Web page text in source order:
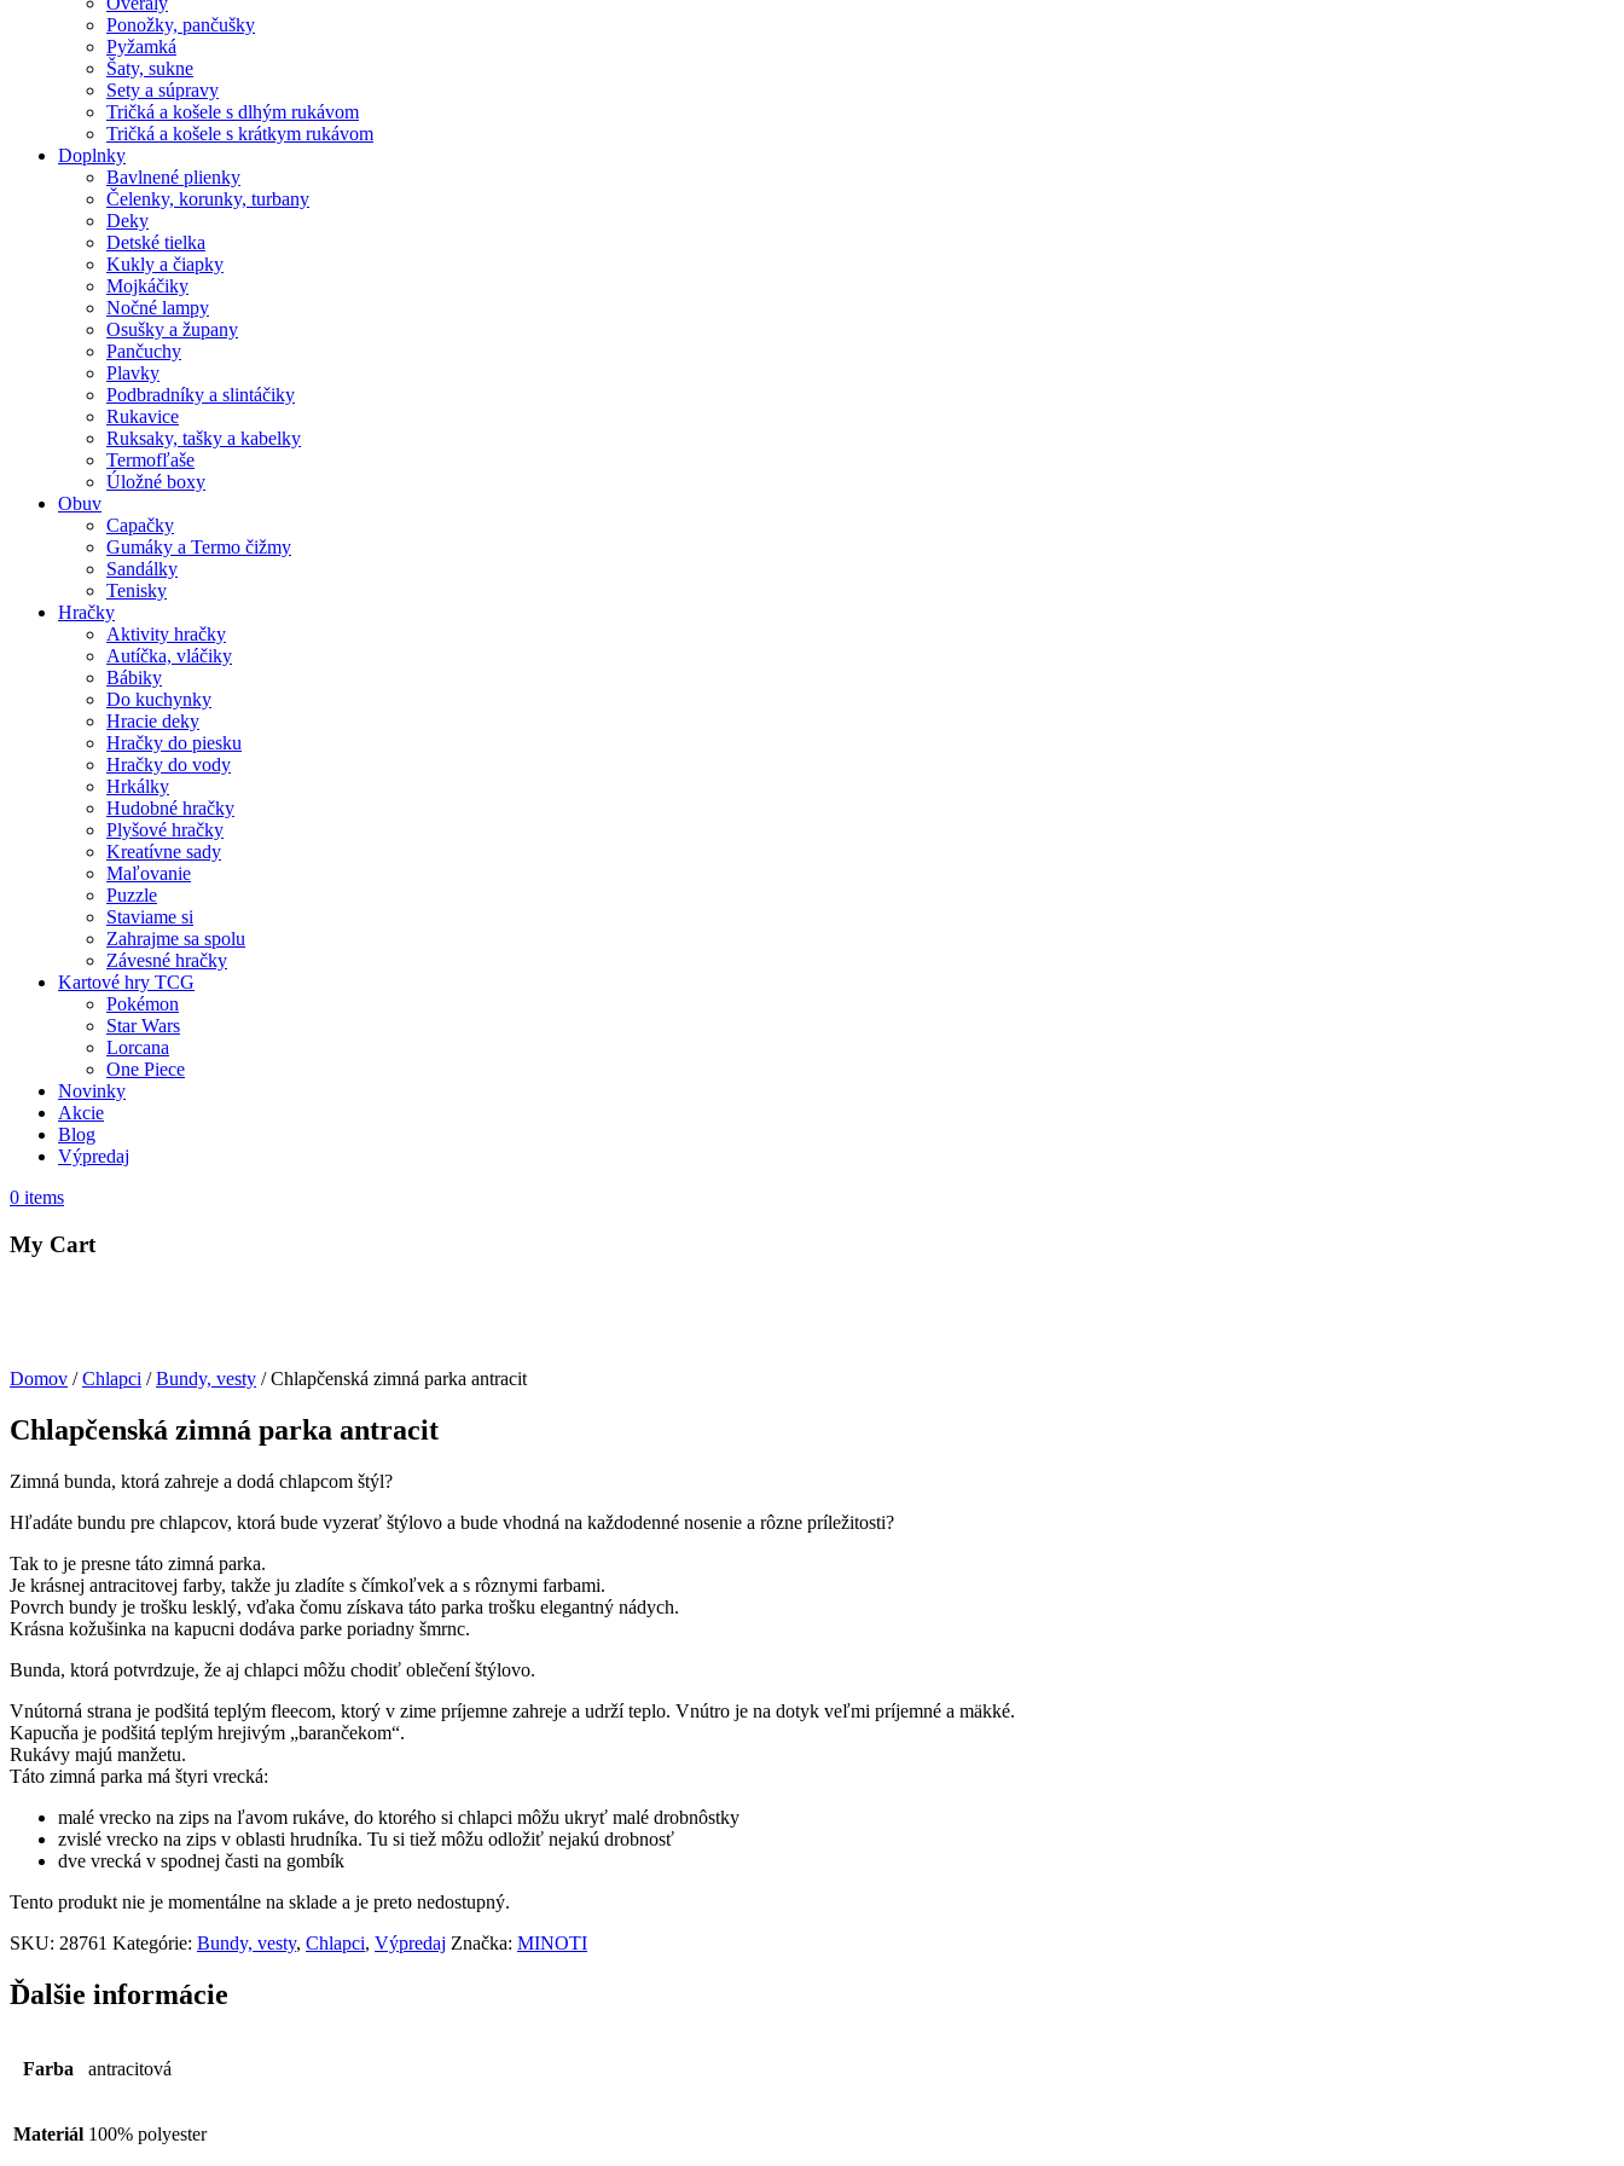
Ponožky, pančušky
Pyžamká
Šaty, sukne
Sety a súpravy
Tričká a košele s dlhým rukávom
Tričká a košele s krátkym rukávom
Doplnky
Bavlnené plienky
Čelenky, korunky, turbany
Deky
Detské tielka
Kukly a čiapky
Mojkáčiky
Nočné lampy
Osušky a župany
Pančuchy
Plavky
Podbradníky a slintáčiky
Rukavice
Ruksaky, tašky a kabelky
Termofľaše
Úložné boxy
Obuv
Capačky
Gumáky a Termo čižmy
Sandálky
Tenisky
Hračky
Aktivity hračky
Autíčka, vláčiky
Bábiky
Do kuchynky
Hracie deky
Hračky do piesku
Hračky do vody
Hrkálky
Hudobné hračky
Plyšové hračky
Kreatívne sady
Maľovanie
Puzzle
Staviame si
Zahrajme sa spolu
Závesné hračky
Kartové hry TCG
Pokémon
Star Wars
Lorcana
One Piece
Novinky
Akcie
Blog
Výpredaj
0 items
My Cart
Domov /Chlapci /Bundy, vesty / Chlapčenská zimná parka antracit
Chlapčenská zimná parka antracit
Zimná bunda, ktorá zahreje a dodá chlapcom štýl?
Hľadáte bundu pre chlapcov, ktorá bude vyzerať štýlovo a bude vhodná na každodenné nosenie a rôzne príležitosti?
Tak to je presne táto zimná parka.
Je krásnej antracitovej farby, takže ju zladíte s čímkoľvek a s rôznymi farbami.
Povrch bundy je trošku lesklý, vďaka čomu získava táto parka trošku elegantný nádych.
Krásna kožušinka na kapucni dodáva parke poriadny šmrnc.
Bunda, ktorá potvrdzuje, že aj chlapci môžu chodiť oblečení štýlovo.
Vnútorná strana je podšitá teplým fleecom, ktorý v zime príjemne zahreje a udrží teplo. Vnútro je na dotyk veľmi príjemné a mäkké.
Kapucňa je podšitá teplým hrejivým „barančekom“.
Rukávy majú manžetu.
Táto zimná parka má štyri vrecká:
malé vrecko na zips na ľavom rukáve, do ktorého si chlapci môžu ukryť malé drobnôstky
zvislé vrecko na zips v oblasti hrudníka. Tu si tiež môžu odložiť nejakú drobnosť
dve vrecká v spodnej časti na gombík
Tento produkt nie je momentálne na sklade a je preto nedostupný.
SKU: 28761 Kategórie: Bundy, vesty, Chlapci, Výpredaj Značka: MINOTI
Ďalšie informácie
Farba antracitová
Materiál 100% polyester